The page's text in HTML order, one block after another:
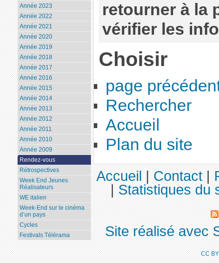
retourner à la
vérifier les
Choisir
page
Rechercher
Accueil
Plan du site
Année 2023
Année 2022
Année 2021
Année 2020
Année 2019
Année 2018
Année 2017
Année 2016
Année 2015
Année 2014
Année 2013
Année 2012
Année 2011
Année 2010
Année 2009
Rendez-vous
Rétrospectives
Week End Jeunes
Réalisateurs
WE italien
Week-End sur le cinéma
d’un pays
Cycles
Festivals Télérama
Accueil|Contact|
|Statistiques du
Site réalisé avec
CC